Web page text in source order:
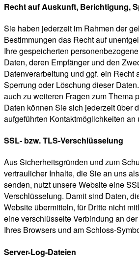
Recht auf Auskunft, Berichtigung,
Sie haben jederzeit im Rahmen der
Bestimmungen das Recht auf
Ihre gespeicherten
Daten, deren Empfänger und den
Datenverarbeitung und ggf. ein Recht
Sperrung oder Löschung dieser
auch zu weiteren Fragen zum Thema
Daten können Sie sich jederzeit über
aufgeführten Kontaktmöglichkeiten an
SSL- bzw. TLS-Verschlüsselung
Aus Sicherheitsgründen und zum
vertraulicher Inhalte, die Sie an uns
senden, nutzt unsere Website eine
Verschlüsselung. Damit sind Daten,
Website übermitteln, für Dritte nicht
eine verschlüsselte Verbindung an der
Ihres Browsers und am Schloss-
Server-Log-Dateien